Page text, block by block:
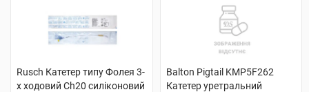
Rusch Катетер типу Фолея 3-
х ходовий Ch20 силіконовий
Balton Pigtail KMP5F262
Катетер уретральний